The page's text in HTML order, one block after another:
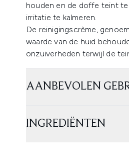
houden en de doffe teint
irritatie te kalmeren.
De reinigingscrème,
waarde van de huid
onzuiverheden terwijl de
AANBEVOLEN
INGREDIËNTEN